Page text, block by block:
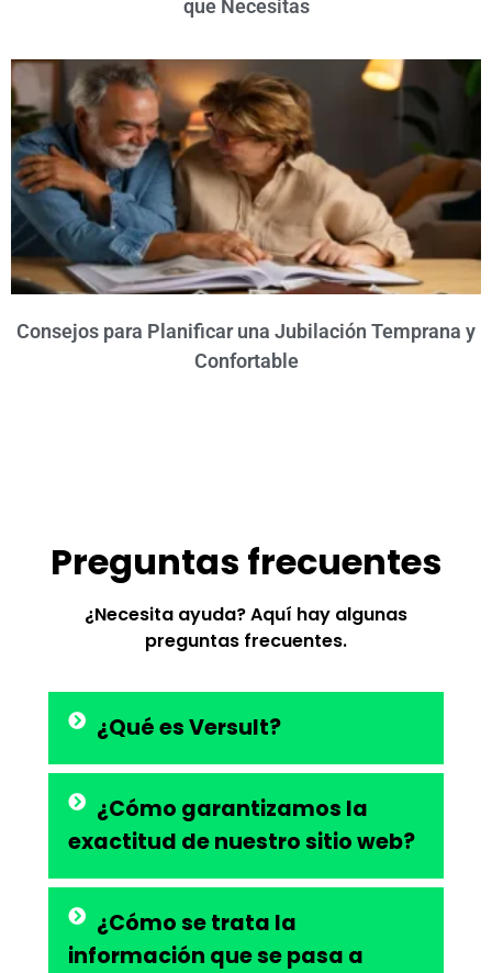
que Necesitas
Consejos para Planificar una Jubilación Temprana y
Confortable
Preguntas frecuentes
¿Necesita ayuda? Aquí hay algunas
preguntas frecuentes.
¿Qué es Versult?
¿Cómo garantizamos la
exactitud de nuestro sitio web?
¿Cómo se trata la
información que se pasa a